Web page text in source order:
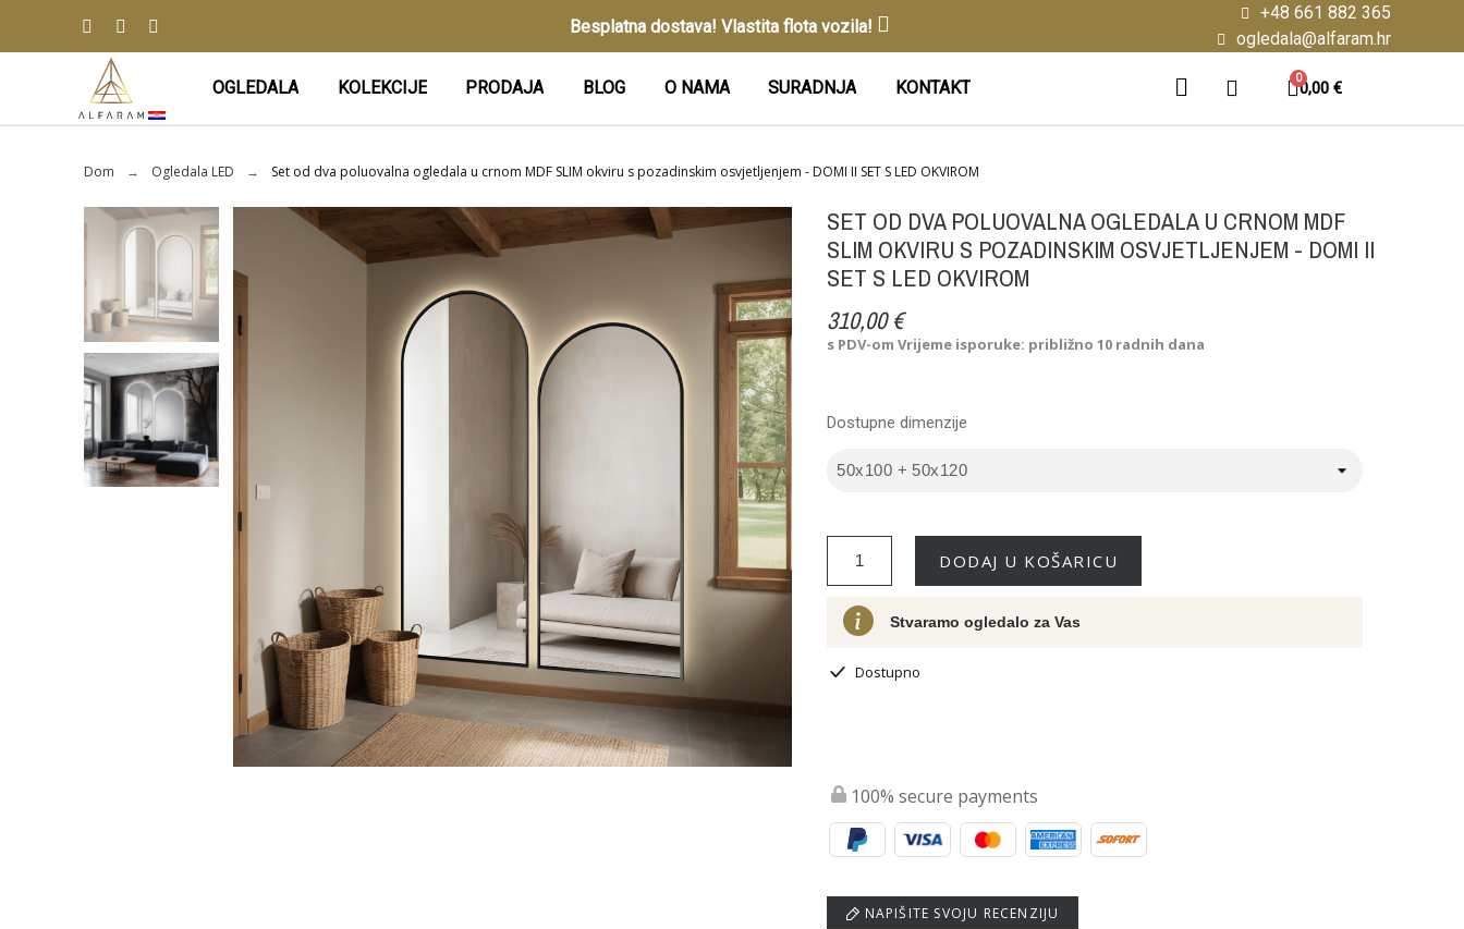
Besplatna dostava! Vlastita flota vozila!
+48 661 882 365
ogledala@alfaram.hr
OGLEDALA KOLEKCIJE PRODAJA BLOG O NAMA SURADNJA KONTAKT 0,00 €
Dom Ogledala LED Set od dva poluovalna ogledala u crnom MDF SLIM okviru s pozadinskim osvjetljenjem - DOMI II SET S LED OKVIROM
SET OD DVA POLUOVALNA OGLEDALA U CRNOM MDF
SLIM OKVIRU S POZADINSKIM OSVJETLJENJEM - DOMI II
SET S LED OKVIROM
310,00 €
s PDV-omVrijeme isporuke: približno 10 radnih dana
Dostupne dimenzije
DODAJ U KOŠARICU
Stvaramo ogledalo za Vas
Dostupno
100% secure payments
NAPIŠITE SVOJU RECENZIJU